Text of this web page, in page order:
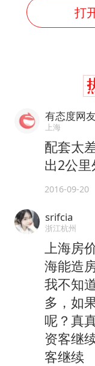
打
有态度网
上海
配套太
出2公
2016-09-20
srifcia
浙江杭州
上海房
海能造
我不知
多，如
呢？真
资客继
客继续